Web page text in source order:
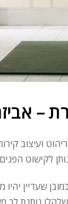
–
ועיצוב
לקישוט
שעדיין יהיו